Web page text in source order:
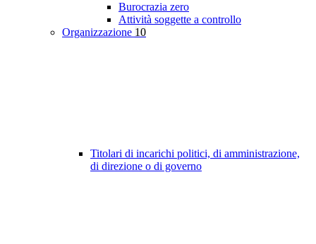
Burocrazia zero
Attività soggette a controllo
Organizzazione 10
Titolari di incarichi politici, di amministrazione,
di direzione o di governo